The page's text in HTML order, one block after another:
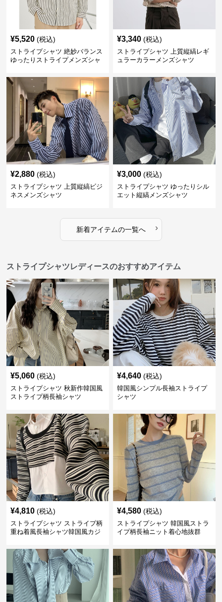
¥5,520 (税込)
ストライプシャツ 絶妙バランス
ゆったりストライプメンズシャ
¥3,340 (税込)
ストライプシャツ 上質縦縞レギ
ュラーカラーメンズシャツ
¥2,880 (税込)
ストライプシャツ 上質縦縞ビジ
ネスメンズシャツ
¥3,000 (税込)
ストライプシャツ ゆったりシル
エット縦縞メンズシャツ
新着アイテムの一覧へ ›
ストライプシャツレディースのおすすめアイテム
¥5,060 (税込)
ストライプシャツ 秋新作韓国風
ストライプ柄長袖シャツ
¥4,640 (税込)
韓国風シンプル長袖ストライプ
シャツ
¥4,810 (税込)
ストライプシャツ ストライプ柄
重ね着風長袖シャツ韓国風カジ
¥4,580 (税込)
ストライプシャツ 韓国風ストラ
イプ柄長袖ニット着心地抜群